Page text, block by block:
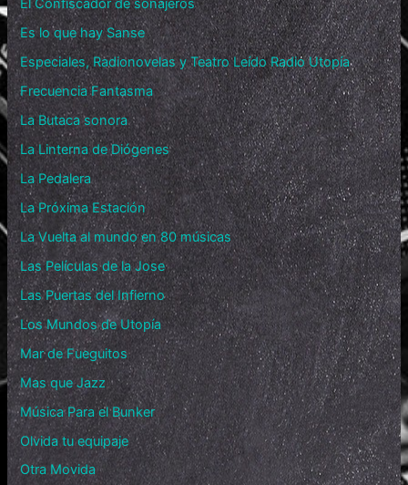
El Confiscador de sonajeros
Es lo que hay Sanse
Especiales, Radionovelas y Teatro Leído Radio Utopía
Frecuencia Fantasma
La Butaca sonora
La Linterna de Diógenes
La Pedalera
La Próxima Estación
La Vuelta al mundo en 80 músicas
Las Películas de la Jose
Las Puertas del Infierno
Los Mundos de Utopía
Mar de Fueguitos
Mas que Jazz
Música Para el Bunker
Olvida tu equipaje
Otra Movida